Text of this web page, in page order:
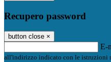
Recupero password
button close ×
E-
all'indirizzo indicato con le istruzioni